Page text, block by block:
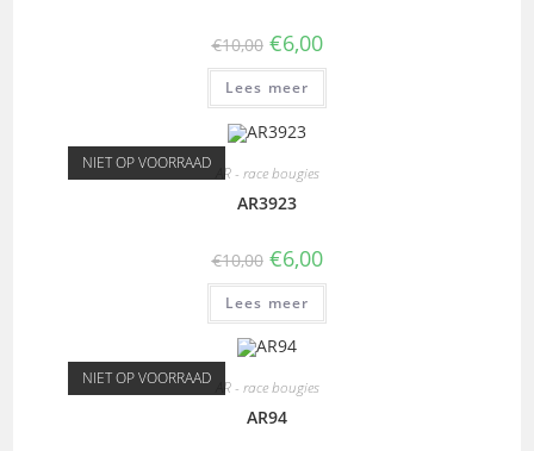
€10,00 €6,00
Lees meer
NIET OP VOORRAAD AR - race bougies
AR3923
€10,00 €6,00
Lees meer
NIET OP VOORRAAD AR - race bougies
AR94